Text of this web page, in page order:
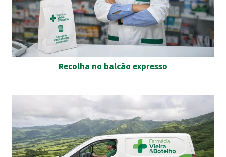
Recolha no balcão expresso